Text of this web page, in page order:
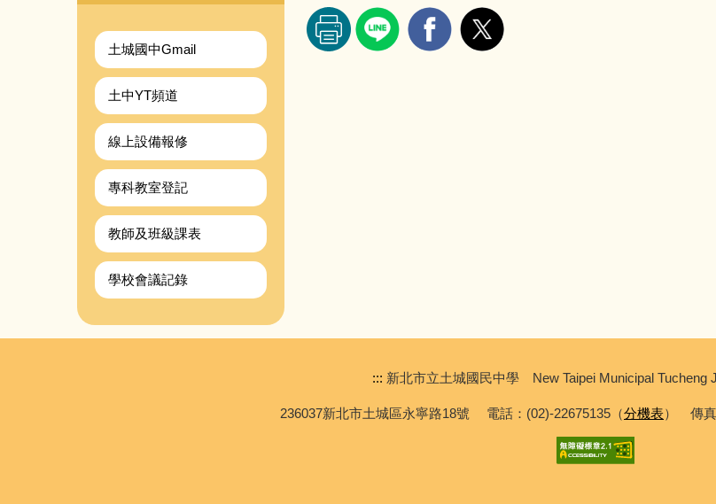
土城國中Gmail
土中YT頻道
線上設備報修
專科教室登記
教師及班級課表
學校會議記錄
::: 新北市立土城國民中學 New Taipei Municipal Tucheng
236037新北市土城區永寧路18號 電話：(02)-22675135（分機表） 傳